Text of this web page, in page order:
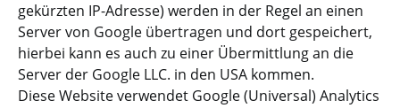
gekürzten IP-Adresse) werden in der Regel an einen
Server von Google übertragen und dort gespeichert,
hierbei kann es auch zu einer Übermittlung an die
Server der Google LLC. in den USA kommen.
Diese Website verwendet Google (Universal) Analytics